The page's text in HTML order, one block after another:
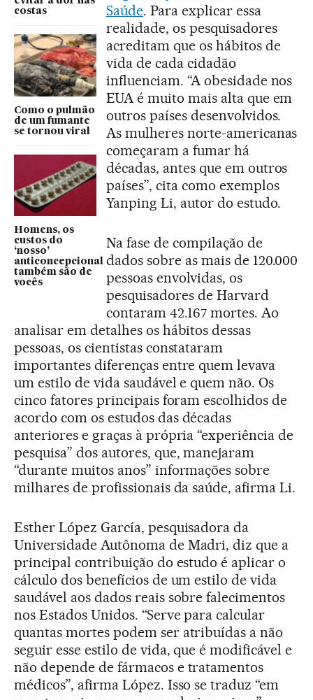
costas
Como o pulmão
de um fumante
se tornou viral
Homens, os
custos do
‘nosso’
anticoncepcional
também são de
vocês
Saúde. Para explicar essa
realidade, os pesquisadores
acreditam que os hábitos de
vida de cada cidadão
influenciam. “A obesidade nos
EUA é muito mais alta que em
outros países desenvolvidos.
As mulheres norte-americanas
começaram a fumar há
décadas, antes que em outros
países”, cita como exemplos
Yanping Li, autor do estudo.
Na fase de compilação de
dados sobre as mais de 120.000
pessoas envolvidas, os
pesquisadores de Harvard
contaram 42.167 mortes. Ao
analisar em detalhes os hábitos dessas
pessoas, os cientistas constataram
importantes diferenças entre quem levava
um estilo de vida saudável e quem não. Os
cinco fatores principais foram escolhidos de
acordo com os estudos das décadas
anteriores e graças à própria “experiência de
pesquisa” dos autores, que, manejaram
“durante muitos anos” informações sobre
milhares de profissionais da saúde, afirma Li.
Esther López García, pesquisadora da
Universidade Autônoma de Madri, diz que a
principal contribuição do estudo é aplicar o
cálculo dos benefícios de um estilo de vida
saudável aos dados reais sobre falecimentos
nos Estados Unidos. “Serve para calcular
quantas mortes podem ser atribuídas a não
seguir esse estilo de vida, que é modificável e
não depende de fármacos e tratamentos
médicos”, afirma López. Isso se traduz “em